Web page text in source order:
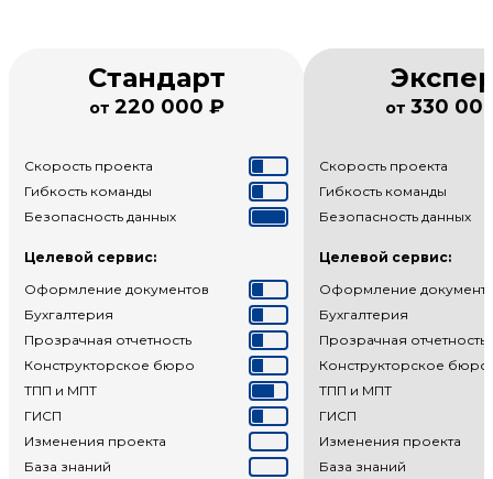
Стандарт
от 220 000 ₽
Скорость проекта
Гибкость команды
Безопасность данных
Целевой сервис:
Оформление документов
Бухгалтерия
Прозрачная отчетность
Конструкторское бюро
ТПП и МПТ
ГИСП
Изменения проекта
База знаний
от 330
Скорость проекта
Гибкость команды
Безопасность данных
Целевой сервис:
Оформление
Бухгалтерия
Прозрачная отчетность
Конструкторское бюро
ТПП и МПТ
ГИСП
Изменения проекта
База знаний